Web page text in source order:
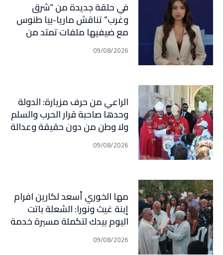
في حلقة جديدة من “شرق
وغرب” تناقش ماريا-بيا طنوس
مع ضيفيها ملفات تمتد من
لبنان وإيران إلى إسبانيا
والمغرب: مفاوضات، صراع نفوذ،
09/08/2026
الراعي من حرف مزيارة: الدولة
وحدها صاحبة قرار الحرب والسلم
ولا وطن من دون حقيقة وعدالة
ومحاسبة
09/08/2026
مها الخوري أسعد لكارين افرام
إبنة غيث ونورا: الشعلة باتت
اليوم بيدك لتكملة مسيرة خدمة
الوطن وأهلنا في قرطبا وبلاد
جبيل
09/08/2026